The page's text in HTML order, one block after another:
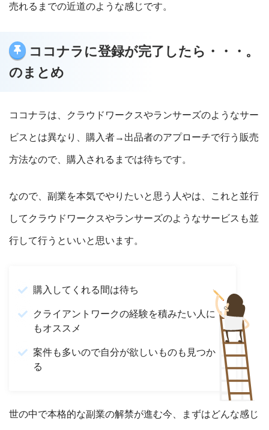
売れるまでの近道のような感じです。
ココナラに登録が完了したら・・・。
のまとめ
ココナラは、クラウドワークスやランサーズのようなサー
ビスとは異なり、購入者→出品者のアプローチで行う販売
方法なので、購入されるまでは待ちです。
なので、副業を本気でやりたいと思う人やは、これと並行
してクラウドワークスやランサーズのようなサービスも並
行して行うといいと思います。
購入してくれる間は待ち
クライアントワークの経験を積みたい人に
もオススメ
案件も多いので自分が欲しいものも見つか
る
世の中で本格的な副業の解禁が進む今、まずはどんな感じ